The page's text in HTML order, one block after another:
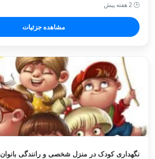
🕒 2 هفته پیش
مشاهده جزئیات
نگهداری کودک در منزل شخصی و رانندگی بانوان